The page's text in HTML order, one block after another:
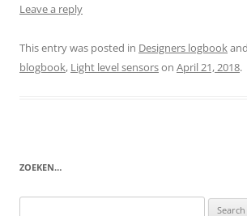
Leave a reply
This entry was posted in Designers logbook
blogbook, Light level sensorson April 21, 2018.
ZOEKEN…